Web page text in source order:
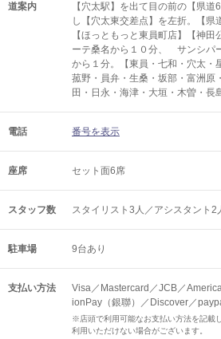
道案内
【穴太駅】を出て目の前の【県
し【穴太東交差点】を左折。【県
【ほっともっと東員町店】【神
ーテ桑名から１０分、 サンシパ
から１分。【東員・七和・穴太・
菰野・員弁・生桑・坂部・富洲原
田・日永・海津・大垣・木曽・長
電話 番号を表示
座席 セット面6席
スタッフ数 スタイリスト3人／アシスタント2
駐車場 9台あり
支払い方法
Visa／Mastercard／JCB／
ionPay（銀聯）／Discover／
※店頭で利用可能なお支払い方法を記載
利用いただけない場合がございます。